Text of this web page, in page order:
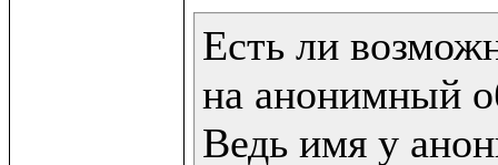
Есть ли
на анонимный
Ведь имя у